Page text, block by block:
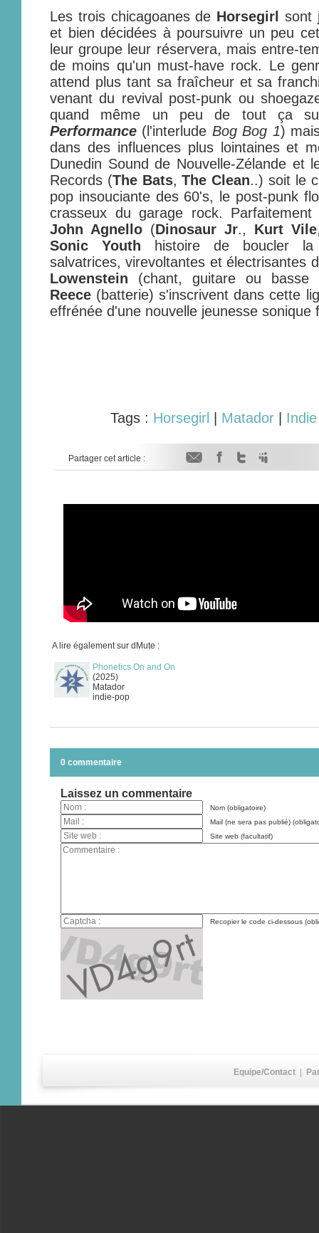
Les trois chicagoanes de Horsegirl sont
et bien décidées à poursuivre un peu
leur groupe leur réservera, mais entre-
de moins qu'un must-have rock. Le
attend plus tant sa fraîcheur et sa
venant du revival post-punk ou
quand même un peu de tout ça
Performance (l'interlude Bog Bog 1)
dans des influences plus lointaines et
Dunedin Sound de Nouvelle-Zélande et
Records (The Bats,The Clean..) soit le
pop insouciante des 60's, le post-punk
crasseux du garage rock.
John Agnello (Dinosaur Jr., Kurt Vile
Sonic Youth histoire de boucler la
salvatrices, virevoltantes et électrisantes
Lowenstein (chant, guitare ou
Reece (batterie) s'inscrivent dans cette
effrénée d'une nouvelle jeunesse sonique
Tags : Horsegirl Matador|
Partager cet article :
A lire également sur dMute :
Phonetics On and On
(2025)
Matador
indie-pop
0 commentaire
Laissez un commentaire
Nom (obligatoire)
Mail (ne sera pas publié)
Site web (facultatif)
Recopier le code ci-dessous
Equipe/Contact